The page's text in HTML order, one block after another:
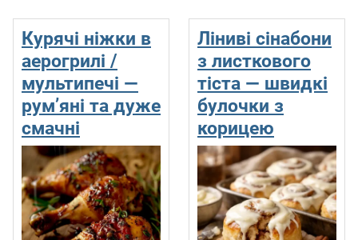
Курячі ніжки в
аерогрилі /
мультипечі —
рум’яні та дуже
смачні
Ліниві сінабони
з листкового
тіста — швидкі
булочки з
корицею